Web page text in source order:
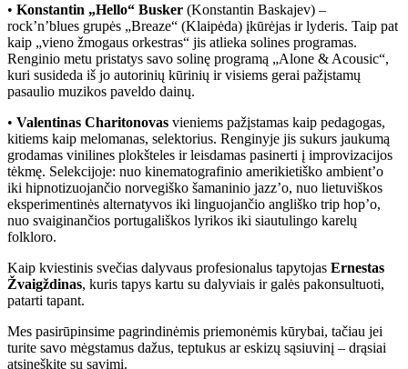
• Konstantin „Hello“ Busker (Konstantin Baskajev) –
rock’n’blues grupės „Breaze“ (Klaipėda) įkūrėjas ir lyderis. Taip pat
kaip „vieno žmogaus orkestras“ jis atlieka solines programas.
Renginio metu pristatys savo solinę programą „Alone & Acousic“,
kuri susideda iš jo autorinių kūrinių ir visiems gerai pažįstamų
pasaulio muzikos paveldo dainų.
• Valentinas Charitonovas vieniems pažįstamas kaip pedagogas,
kitiems kaip melomanas, selektorius. Renginyje jis sukurs jaukumą
grodamas vinilines plokšteles ir leisdamas pasinerti į improvizacijos
tėkmę. Selekcijoje: nuo kinematografinio amerikietiško ambient’o
iki hipnotizuojančio norvegiško šamaninio jazz’o, nuo lietuviškos
eksperimentinės alternatyvos iki linguojančio angliško trip hop’o,
nuo svaiginančios portugališkos lyrikos iki siautulingo karelų
folkloro.
Kaip kviestinis svečias dalyvaus profesionalus tapytojas Ernestas
Žvaigždinas, kuris tapys kartu su dalyviais ir galės pakonsultuoti,
patarti tapant.
Mes pasirūpinsime pagrindinėmis priemonėmis kūrybai, tačiau jei
turite savo mėgstamus dažus, teptukus ar eskizų sąsiuvinį – drąsiai
atsineškite su savimi.